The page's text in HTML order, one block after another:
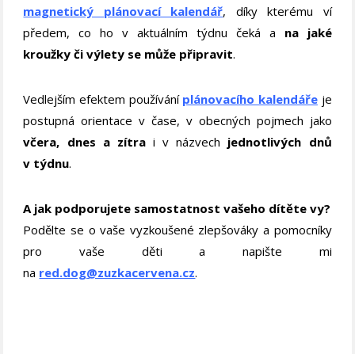
magnetický plánovací kalendář, díky kterému ví
předem, co ho v aktuálním týdnu čeká a na jaké
kroužky či výlety se může připravit.
Vedlejším efektem používání plánovacího kalendářeje
postupná orientace v čase, v obecných pojmech jako
včera, dnes a zítrai v názvech jednotlivých dnů
v týdnu.
A jak podporujete samostatnost vašeho dítěte vy?
Podělte se o vaše vyzkoušené zlepšováky a pomocníky
pro vaše děti a napište mi
na red.dog@zuzkacervena.cz.